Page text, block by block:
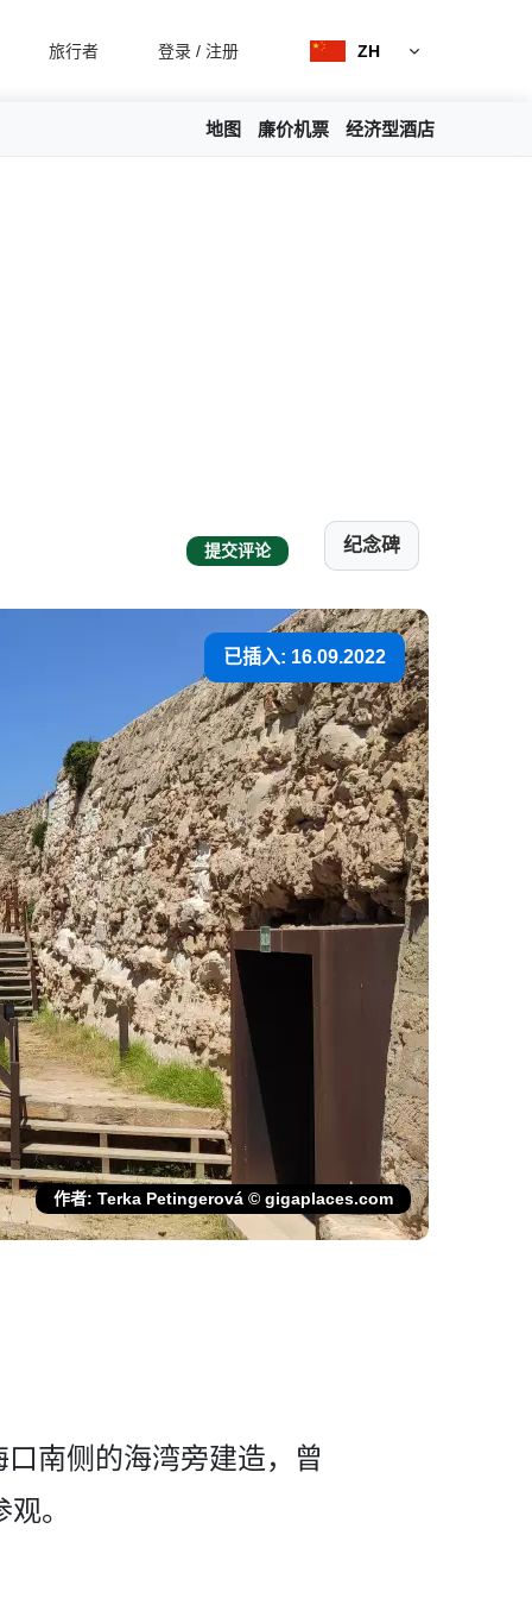
旅行者 登录 / 注册 ZH
地图 廉价机票 经济型酒店
提交评论 纪念碑
已插入: 16.09.2022
作者: Terka Petingerová © gigaplaces.com
南侧的海­湾旁建造，曾
。